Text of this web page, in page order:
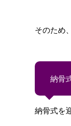
そのため
納骨
納骨式を